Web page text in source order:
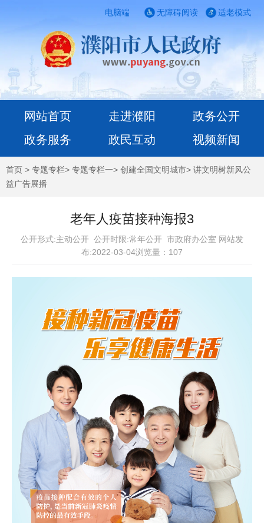
电脑端 适老模式
无障碍阅读
网站首页 走进濮阳
政务公开
政务服务
政民互动 视频新闻
首页 > 专题专栏> 专题专栏一> 创建全国文明城市> 讲文明树新风公
益广告展播
老年人疫苗接种海报3
公开形式:主动公开 公开时限:常年公开 市政府办公室 网站发
布:2022-03-04浏览量： 107